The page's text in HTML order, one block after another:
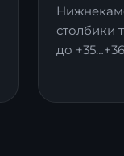
столбики
до